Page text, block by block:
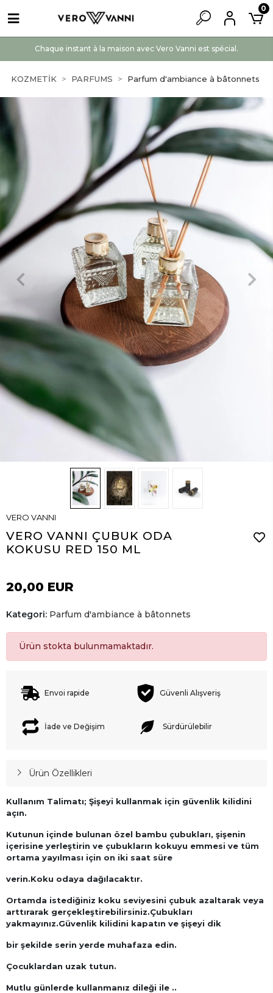
Chaque instant à la maison avec Vero Vanni est spécial.
0
KOZMETİK PARFUMS Parfum d'ambiance à bâtonnets
VERO VANNI
VERO VANNI ÇUBUK ODA
KOKUSU RED 150 ML
20,00 EUR
Kategori: Parfum d'ambiance à bâtonnets
Ürün stokta bulunmamaktadır.
Envoi rapide Güvenli Alışveriş
İade ve Değişim Sürdürülebilir
Ürün Özellikleri
Kullanım Talimatı; Şişeyi kullanmak için güvenlik kilidini
açın.
Kutunun içinde bulunan özel bambu çubukları, şişenin
içerisine yerleştirin ve çubukların kokuyu emmesi ve tüm
ortama yayılması için on iki saat süre
verin.Koku odaya dağılacaktır.
Ortamda istediğiniz koku seviyesini çubuk azaltarak veya
arttırarak gerçekleştirebilirsiniz.Çubukları
yakmayınız.Güvenlik kilidini kapatın ve şişeyi dik
bir şekilde serin yerde muhafaza edin.
Çocuklardan uzak tutun.
Mutlu günlerde kullanmanız dileği ile ..